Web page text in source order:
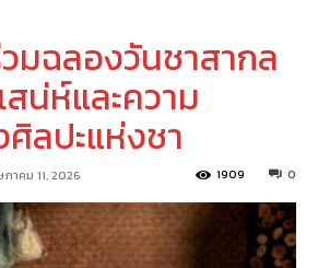
วมฉลองวันชาสากล
น่ห์และความ
ลปะแห่งชา
าคม 11, 2026 0
1909